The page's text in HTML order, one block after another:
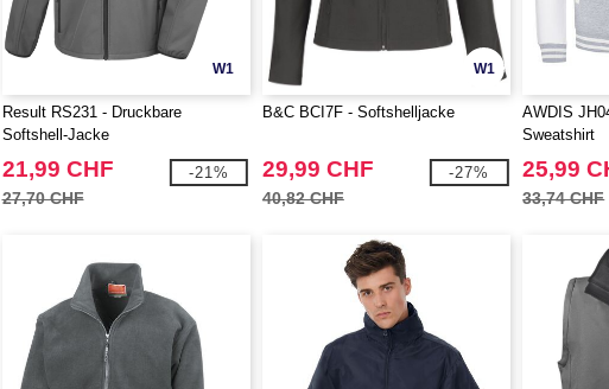
W1
Result RS231 - Druckbare
Softshell-Jacke
21,99 CHF
27,70 CHF
-21%
W1
B&C BCI7F - Softshelljacke
29,99 CHF
40,82 CHF
-27%
AWDIS
Sweatshirt
25,99
33,74 CHF